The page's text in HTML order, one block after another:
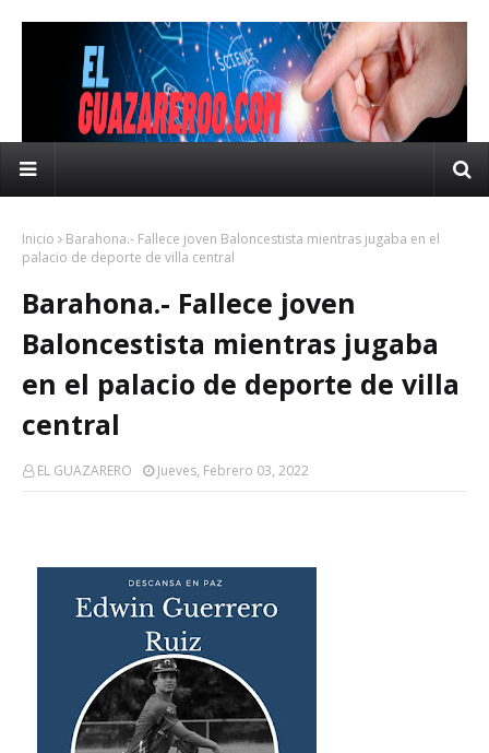
Inicio
Barahona.- Fallece joven Baloncestista mientras jugaba en el
palacio de deporte de villa central
Barahona.- Fallece joven
Baloncestista mientras jugaba
en el palacio de deporte de villa
central
EL GUAZARERO Jueves, Febrero 03, 2022